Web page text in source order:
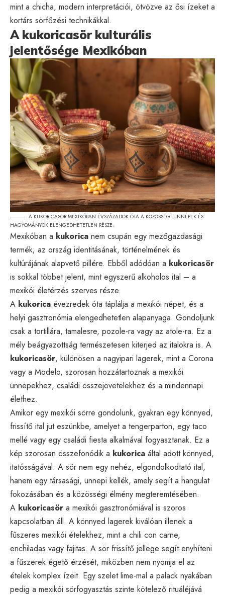
mint a chicha, modern interpretációi, ötvözve az ősi ízeket a
kortárs sörfőzési technikákkal.
A kukoricasör kulturális
jelentősége Mexikóban
A KUKORICASÖR MEXIKÓBAN ÉVSZÁZADOK ÓTA A KÖZÖSSÉGI ÜNNEPEK ÉS
HAGYOMÁNYOK ELENGEDHETETLEN RÉSZE.
Mexikóban a kukorica nem csupán egy mezőgazdasági
termék; az ország identitásának, történelmének és
kultúrájának alapvető pillére. Ebből adódóan a kukoricasör
is sokkal többet jelent, mint egyszerű alkoholos ital – a
mexikói életérzés szerves része.
A kukorica évezredek óta táplálja a mexikói népet, és a
helyi gasztronómia elengedhetetlen alapanyaga. Gondoljunk
csak a tortillára, tamalesre, pozole-ra vagy az atole-ra. Ez a
mély beágyazottság természetesen kiterjed az italokra is. A
kukoricasör, különösen a nagyipari lagerek, mint a Corona
vagy a Modelo, szorosan hozzátartoznak a mexikói
ünnepekhez, családi összejövetelekhez és a mindennapi
élethez.
Amikor egy mexikói sörre gondolunk, gyakran egy könnyed,
frissítő ital jut eszünkbe, amelyet a tengerparton, egy taco
mellé vagy egy családi fiesta alkalmával fogyasztanak. Ez a
kép szorosan összefonódik a kukorica által adott könnyed,
itatósságával. A sör nem egy nehéz, elgondolkodtató ital,
hanem egy társasági, ünnepi kellék, amely segít a hangulat
fokozásában és a közösségi élmény megteremtésében.
A kukoricasör a mexikói gasztronómiával is szoros
kapcsolatban áll. A könnyed lagerek kiválóan illenek a
fűszeres mexikói ételekhez, mint a chili con carne,
enchiladas vagy fajitas. A sör frissítő jellege segít enyhíteni
a fűszerek égető érzését, miközben nem nyomja el az
ételek komplex ízeit. Egy szelet lime-mal a palack nyakában
pedig a mexikói sörfogyasztás szinte kötelező rituáléjává